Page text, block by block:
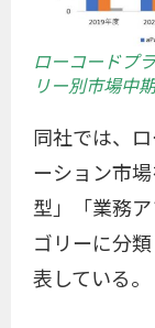
ローコードプ
リー別市場中
同社では、
ーション市
型」「業務
ゴリーに分
表している。